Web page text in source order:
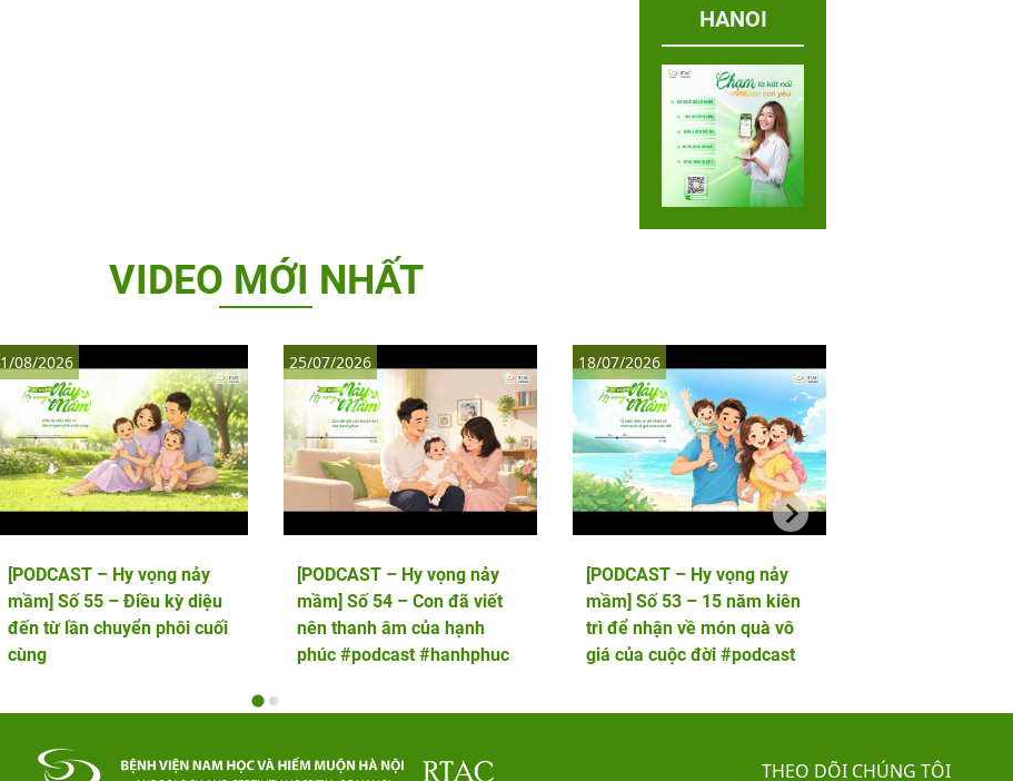
HANOI
VIDEO MỚI NHẤT
[PODCAST – Hy vọng nảy
mầm] Số 55 – Điều kỳ diệu
đến từ lần chuyển phôi cuối
cùng
1/08/2026
[PODCAST – Hy vọng nảy
mầm] Số 54 – Con đã viết
nên thanh âm của hạnh
phúc #podcast #hanhphuc
25/07/2026
[PODCAST – Hy vọng nảy
mầm] Số 53 – 15 năm kiên
trì để nhận về món quà vô
giá của cuộc đời #podcast
18/07/2026
THEO DÕI CHÚNG TÔI